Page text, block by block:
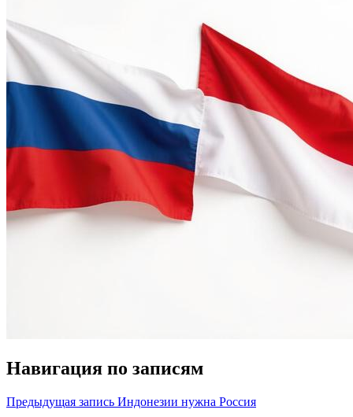
Навигация по записям
Предыдущая запись Индонезии нужна Россия